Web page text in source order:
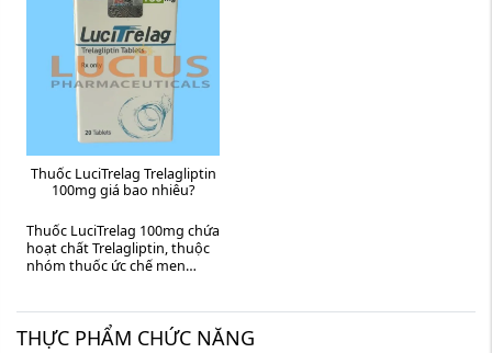
Thuốc LuciTrelag Trelagliptin
100mg giá bao nhiêu?
Thuốc LuciTrelag 100mg chứa
hoạt chất Trelagliptin, thuộc
nhóm thuốc ức chế men
đường huyết ...
THỰC PHẨM CHỨC NĂNG